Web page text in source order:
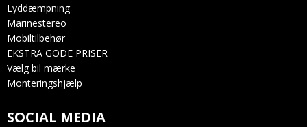
Lyddæmpning
Marinestereo
Mobiltilbehør
EKSTRA GODE PRISER
Vælg bil mærke
Monteringshjælp
SOCIAL MEDIA